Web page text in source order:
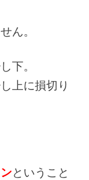
ん。
下。
上に損切り
ということ